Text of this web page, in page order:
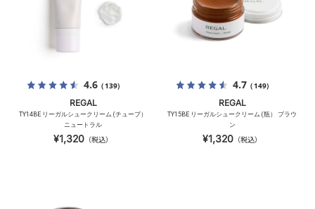
4.6（139）
REGAL
TY14BE リーガルシュークリーム (チューブ）
ニュートラル
¥1,320 （税込）
4.7（149）
REGAL
TY15BE リーガルシュークリーム (瓶） ブラウ
ン
¥1,320 （税込）